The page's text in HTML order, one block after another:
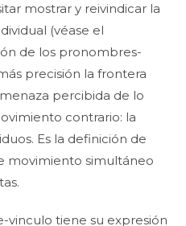
mostrar y reivindicar la
(véase el
de los pronombres-
precisión la frontera
percibida de lo
contrario: la
Es la definición de
movimiento simultáneo
vinculo tiene su expresión